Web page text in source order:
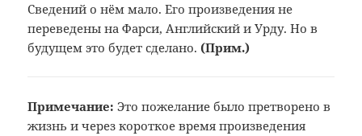
Сведений о нём мало. Его произведения не
переведены на Фарси, Английский и Урду. Но в
будущем это будет сделано. (Прим.)
Примечание: Это пожелание было претворено в
жизньи через короткое время произведения